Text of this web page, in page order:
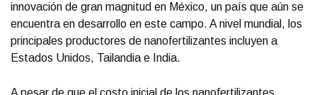
innovación de gran magnitud en México, un país que aún se
encuentra en desarrollo en este campo. A nivel mundial, los
principales productores de nanofertilizantes incluyen a
Estados Unidos, Tailandia e India.
A pesar de que el costo inicial de los nanofertilizantes